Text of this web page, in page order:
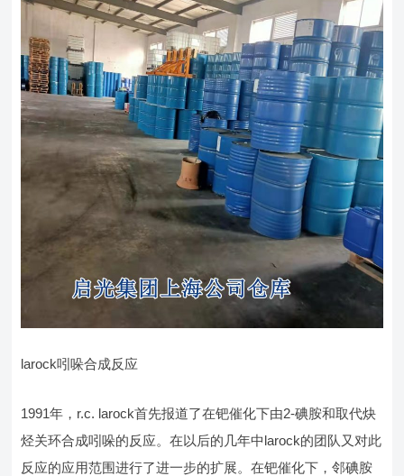
larock吲哚合成反应
1991年，r.c. larock首先报道了在钯催化下由2-碘胺和取代炔
烃关环合成吲哚的反应。在以后的几年中larock的团队又对此
反应的应用范围进行了进一步的扩展。在钯催化下，邻碘胺